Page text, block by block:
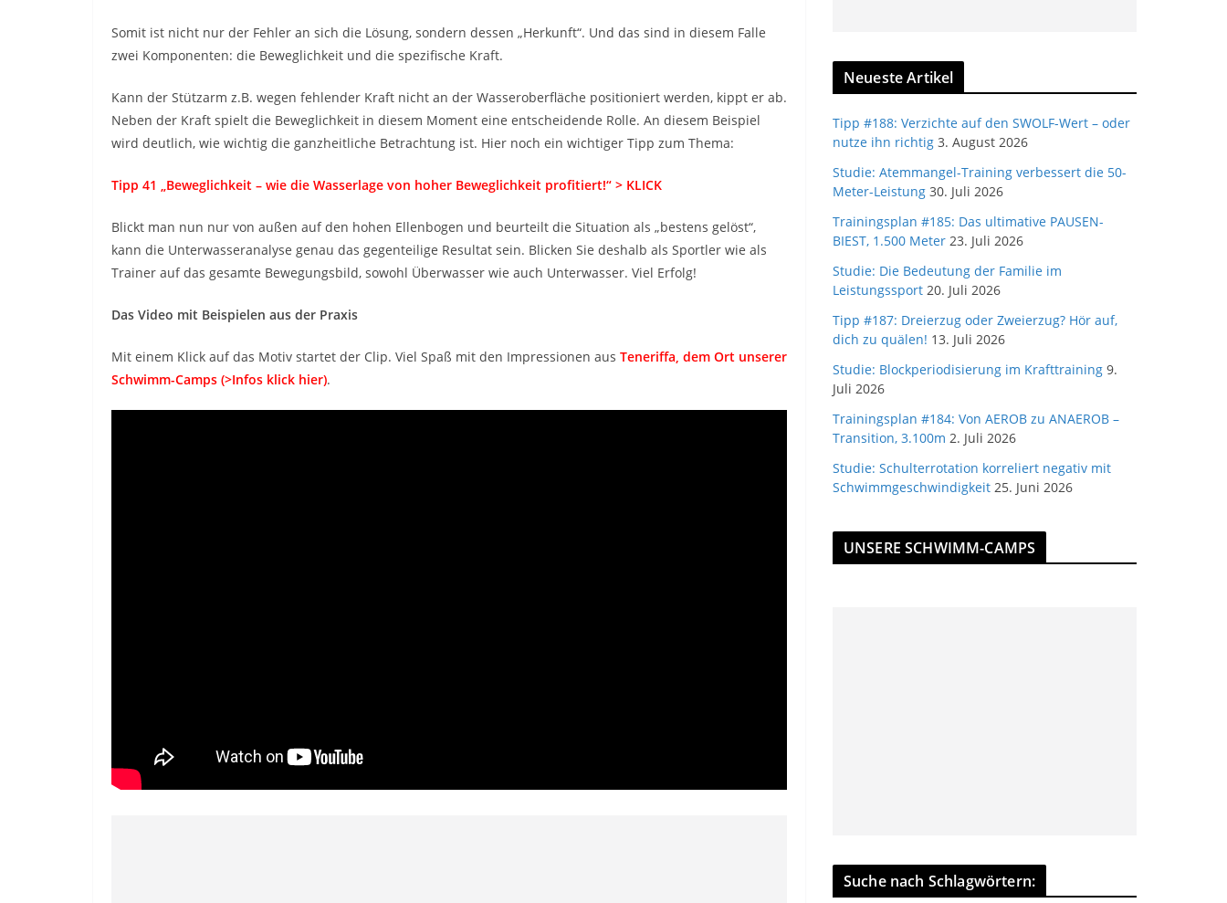
Somit ist nicht nur der Fehler an sich die Lösung, sondern dessen „Herkunft“. Und das sind in diesem Falle
zwei Komponenten: die Beweglichkeit und die spezifische Kraft.
Kann der Stützarm z.B. wegen fehlender Kraft nicht an der Wasseroberfläche positioniert werden, kippt er ab.
Neben der Kraft spielt die Beweglichkeit in diesem Moment eine entscheidende Rolle. An diesem Beispiel
wird deutlich, wie wichtig die ganzheitliche Betrachtung ist. Hier noch ein wichtiger Tipp zum Thema:
Tipp 41 „Beweglichkeit – wie die Wasserlage von hoher Beweglichkeit profitiert!“ > KLICK
Blickt man nun nur von außen auf den hohen Ellenbogen und beurteilt die Situation als „bestens gelöst“,
kann die Unterwasseranalyse genau das gegenteilige Resultat sein. Blicken Sie deshalb als Sportler wie als
Trainer auf das gesamte Bewegungsbild, sowohl Überwasser wie auch Unterwasser. Viel Erfolg!
Das Video mit Beispielen aus der Praxis
Mit einem Klick auf das Motiv startet der Clip. Viel Spaß mit den Impressionen aus Teneriffa, dem Ort unserer
Schwimm-Camps (>Infos klick hier).
Neueste Artikel
Tipp #188: Verzichte auf den SWOLF-Wert – oder
nutze ihn richtig 3. August 2026
Studie: Atemmangel-Training verbessert die 50-
Meter-Leistung 30. Juli 2026
Trainingsplan #185: Das ultimative PAUSEN-
BIEST, 1.500 Meter 23. Juli 2026
Studie: Die Bedeutung der Familie im
Leistungssport 20. Juli 2026
Tipp #187: Dreierzug oder Zweierzug? Hör auf,
dich zu quälen! 13. Juli 2026
Studie: Blockperiodisierung im Krafttraining 9.
Juli 2026
Trainingsplan #184: Von AEROB zu ANAEROB –
Transition, 3.100m 2. Juli 2026
Studie: Schulterrotation korreliert negativ mit
Schwimmgeschwindigkeit 25. Juni 2026
UNSERE SCHWIMM-CAMPS
Suche nach Schlagwörtern: